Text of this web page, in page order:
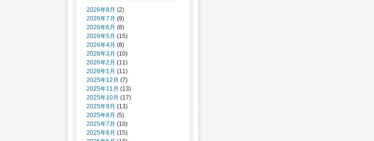
2026年8月 (2)
2026年7月 (9)
2026年6月 (8)
2026年5月 (15)
2026年4月 (8)
2026年3月 (10)
2026年2月 (11)
2026年1月 (11)
2025年12月 (7)
2025年11月 (13)
2025年10月 (17)
2025年9月 (13)
2025年8月 (5)
2025年7月 (10)
2025年6月 (15)